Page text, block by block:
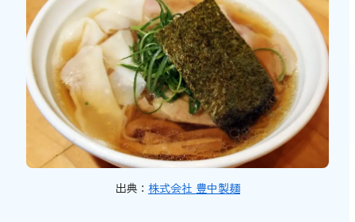
出典： 株式会社 豊中製麺